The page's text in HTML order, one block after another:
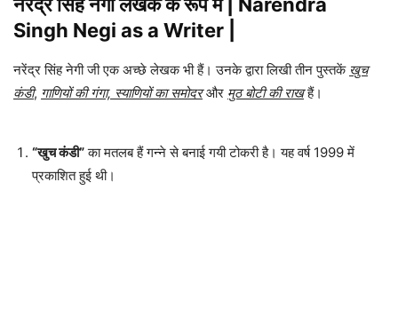
Singh Negi as a Writer |
नरेंद्र सिंह नेगी जी एक अच्छे लेखक भी हैं। उनके द्वारा लिखी तीन पुस्तकें खुच
कंडी, गाणियों की गंगा, स्याणियों का समोदरऔर मुठ बोटी की राखहैं।
“खुच कंडी”का मतलब हैं गन्ने से बनाई गयी टोकरी है। यह वर्ष 1999 में
प्रकाशित हुई थी।